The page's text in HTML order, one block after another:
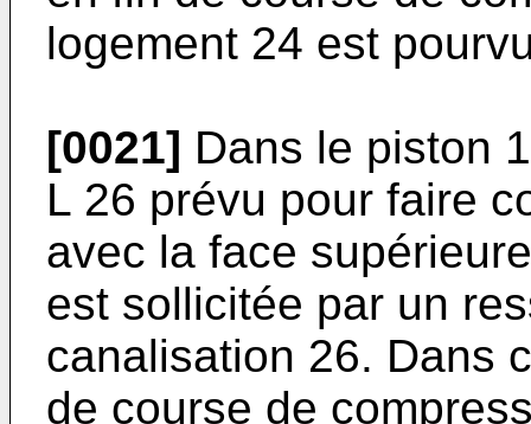
logement 24 est
[0021] Dans le piston
L 26 prévu pour faire
avec la face
est sollicitée par un
canalisation 26. Dans
de course de